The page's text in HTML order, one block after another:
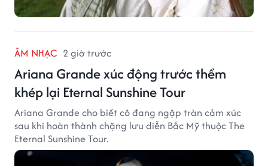
ÂM NHẠC 2 giờ trước
Ariana Grande xúc động trước thềm
khép lại Eternal Sunshine Tour
Ariana Grande cho biết cô đang ngập tràn cảm xúc
sau khi hoàn thành chặng lưu diễn Bắc Mỹ thuộc The
Eternal Sunshine Tour.